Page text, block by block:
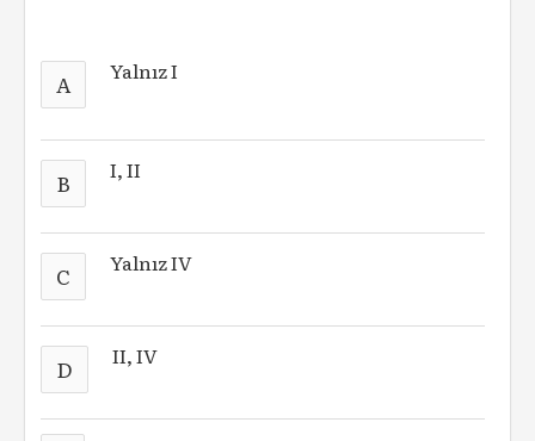
A Yalnız I
B I, II
C Yalnız IV
D II, IV